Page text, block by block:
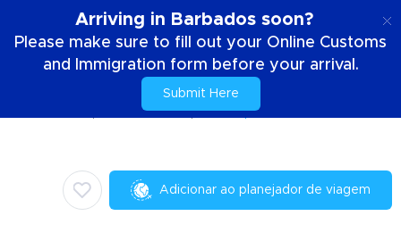
Arriving in Barbados soon?
Please make sure to fill out your Online Customs
and Immigration form before your arrival.
Submit Here
Coisas para fazer Compras Top Health
Adicionar ao planejador de viagem